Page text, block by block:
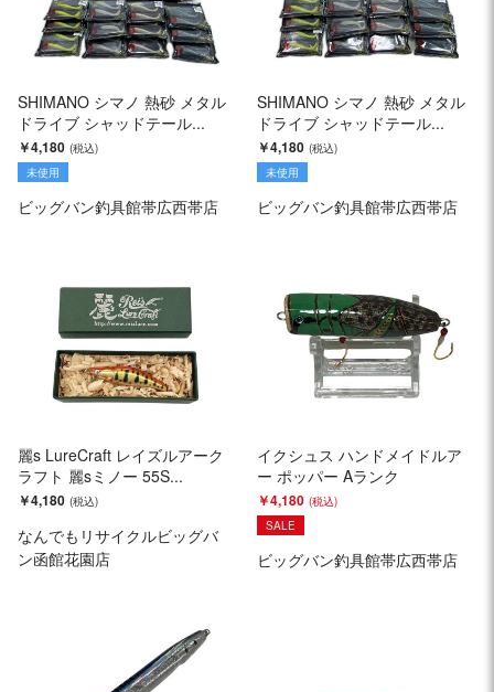
SHIMANO シマノ 熱砂 メタル
ドライブ シャッドテール...
￥4,180
未使用
ビッグバン釣具館帯広西帯店
SHIMANO シマノ 熱砂 メタル
ドライブ シャッドテール...
￥4,180
未使用
ビッグバン釣具館帯広西帯店
麗s LureCraft レイズルアーク
ラフト 麗sミノー 55S...
￥4,180
なんでもリサイクルビッグバ
ン函館花園店
イクシュス ハンドメイドルア
ー ポッパー Aランク
￥4,180
SALE
ビッグバン釣具館帯広西帯店